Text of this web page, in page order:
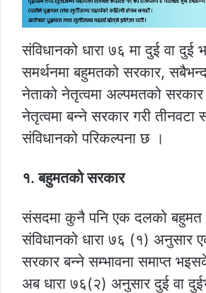
संविधानको धारा ७६ मा दुई वा दुई
समर्थनमा बहुमतको सरकार,
नेताको नेतृत्वमा अल्पमतको
नेतृत्वमा बन्ने सरकार गरी
संविधानको परिकल्पना छ ।
१. बहुमतको सरकार
संसदमा कुनै पनि एक दलको
संविधानको धारा ७६ (१) अनुसार
सरकार बन्ने सम्भावना समाप्त
अब धारा ७६(२) अनुसार दुई वा